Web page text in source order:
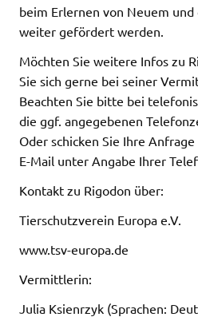
beim Erlernen von Neuem
weiter gefördert werden.
Möchten Sie weitere Infos zu
Sie sich gerne bei seiner
Beachten Sie bitte bei
die ggf. angegebenen
Oder schicken Sie Ihre
E-Mail unter Angabe Ihrer
Kontakt zu Rigodon über:
Tierschutzverein Europa e.V.
www.tsv-europa.de
Vermittlerin:
Julia Ksienrzyk (Sprachen: